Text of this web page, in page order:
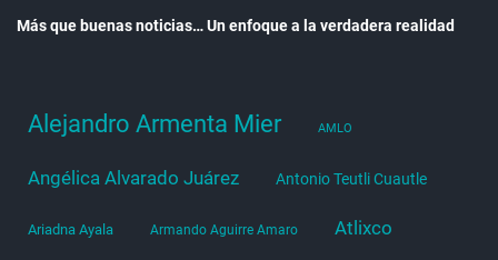
Más que buenas noticias… Un enfoque a la verdadera realidad
Alejandro Armenta Mier AMLO
Angélica Alvarado Juárez Antonio Teutli Cuautle
Ariadna Ayala Armando Aguirre Amaro Atlixco